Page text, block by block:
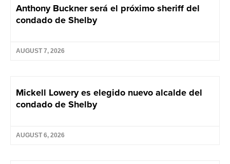
Anthony Buckner será el próximo sheriff del
condado de Shelby
AUGUST 7, 2026
Mickell Lowery es elegido nuevo alcalde del
condado de Shelby
AUGUST 6, 2026